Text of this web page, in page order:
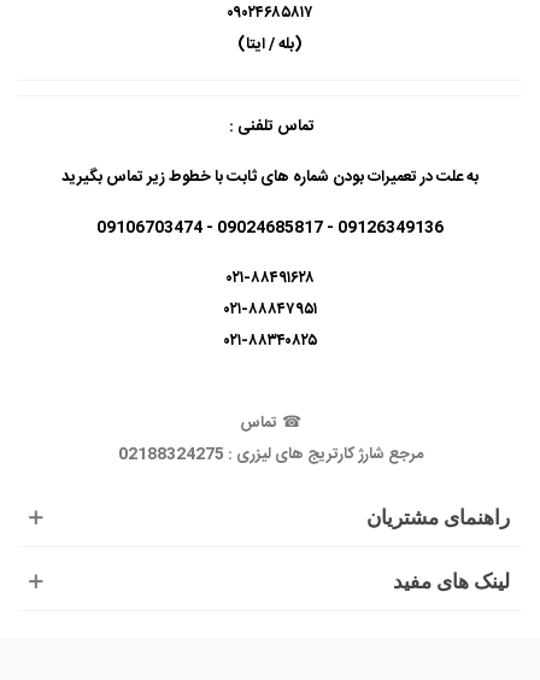
راهنمای مشتریان
لینک های مفید
۰۹۰۲۴۶۸۵۸۱۷
(بله / ایتا)
تماس تلفنی :
به علت در تعمیرات بودن شماره های ثابت با خطوط زیر تماس بگیرید
09126349136 - 09024685817 - 09106703474
۰۲۱-۸۸۴۹۱۶۲۸
۰۲۱-۸۸۸۴۷۹۵۱
۰۲۱-۸۸۳۴۰۸۲۵
☎ تماس
مرجع شارژ کارتریج های لیزری : 02188324275